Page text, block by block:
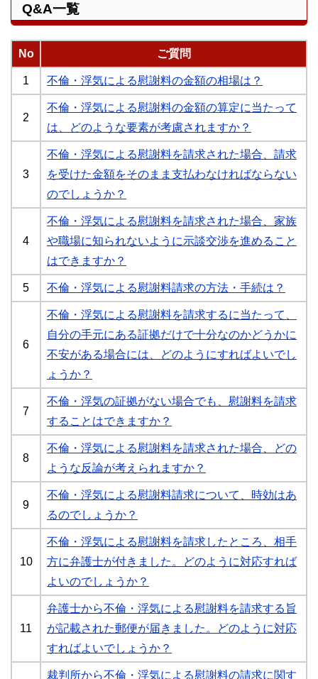
Q&A一覧
No ご質問
1 不倫・浮気による慰謝料の金額の相場は？
2
不倫・浮気による慰謝料の金額の算定に当たって
は、どのような要素が考慮されますか？
3
不倫・浮気による慰謝料を請求された場合、請求
を受けた金額をそのまま支払わなければならない
のでしょうか？
4
不倫・浮気による慰謝料を請求された場合、家族
や職場に知られないように示談交渉を進めること
はできますか？
5 不倫・浮気による慰謝料請求の方法・手続は？
6
不倫・浮気による慰謝料を請求するに当たって、
自分の手元にある証拠だけで十分なのかどうかに
不安がある場合には、どのようにすればよいでし
ょうか？
7
不倫・浮気の証拠がない場合でも、慰謝料を請求
することはできますか？
8
不倫・浮気による慰謝料を請求された場合、どの
ような反論が考えられますか？
9
不倫・浮気による慰謝料請求について、時効はあ
るのでしょうか？
10
不倫・浮気による慰謝料を請求したところ、相手
方に弁護士が付きました。どのように対応すれば
よいのでしょうか？
11
弁護士から不倫・浮気による慰謝料を請求する旨
が記載された郵便が届きました。どのように対応
すればよいでしょうか？
裁判所から不倫・浮気による慰謝料の請求に関す